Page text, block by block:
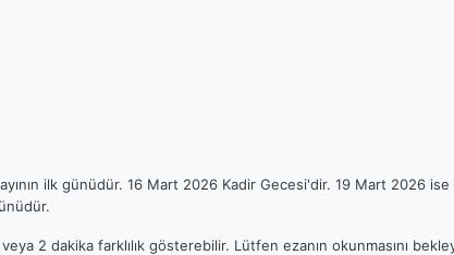
ilk günüdür. 16 Mart 2026 Kadir Gecesi'dir. 19 Mart 2026 ise
veya 2 dakika farklılık gösterebilir. Lütfen ezanın okunmasını